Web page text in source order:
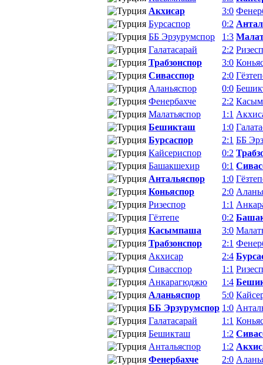
Акхисар
3:0
Бурсаспор
0:2
ББ Эрзурумспор
1:3
Галатасарай
2:2
Трабзонспор
3:0
Сивасспор
2:0
Аланьяспор
0:0
Фенербахче
2:2
Малатьяспор
1:1
Бешикташ
1:0
Бурсаспор
2:1 ББ
Кайсериспор
0:2
Башакшехир
0:1
Антальяспор
1:0
Коньяспор
2:0
Ризеспор
1:1
Гёзтепе
0:2
Касымпаша
3:0
Трабзонспор
2:1
Акхисар
2:4
Сивасспор
1:1
Анкарагюджю
1:4
Аланьяспор
5:0
ББ Эрзурумспор 1:0
Галатасарай
1:1
Бешикташ
1:2
Антальяспор
1:2
Фенербахче
2:0